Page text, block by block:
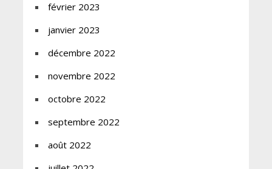
février 2023
janvier 2023
décembre 2022
novembre 2022
octobre 2022
septembre 2022
août 2022